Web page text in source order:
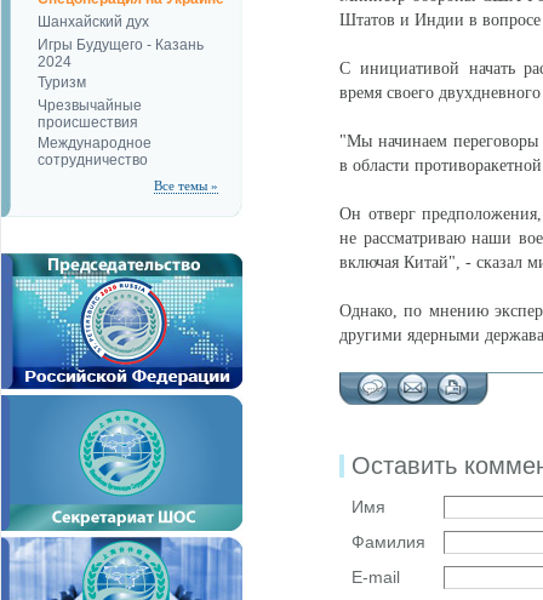
Шанхайский дух
Игры Будущего - Казань
2024
Туризм
Чрезвычайные
происшествия
Международное
сотрудничество
Все темы »
Штатов и Индии в
С инициативой начать
время своего
"Мы начинаем переговоры
в области
Он отверг
не рассматриваю наши
включая Китай", - сказал
Однако, по мнению
другими ядерными
Оставить
Имя
Фамилия
E-mail